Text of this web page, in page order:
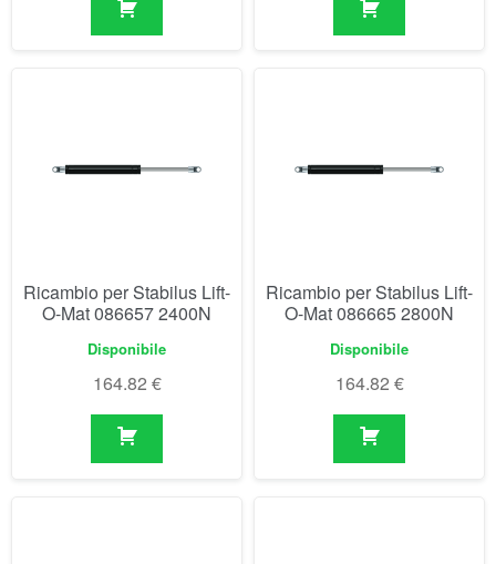
Ricambio per Stabilus Lift-
O-Mat 086657 2400N
Disponibile
164.82 €
Ricambio per Stabilus Lift-
O-Mat 086665 2800N
Disponibile
164.82 €